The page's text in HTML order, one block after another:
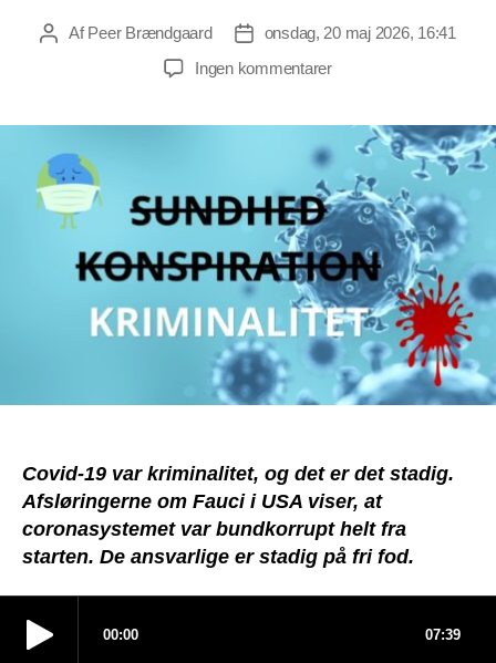
Indlægsforfatter
AfPeer Brændgaard Indlægsdato
onsdag, 20 maj 2026, 16:41
Ingen kommentarertil
ikke
sundhed,
men
kriminalitet
Covid-19 var kriminalitet, og det er det stadig.
Afsløringerne om Fauci i USA viser, at
coronasystemet var bundkorrupt helt fra
starten. De ansvarlige er stadig på fri fod.